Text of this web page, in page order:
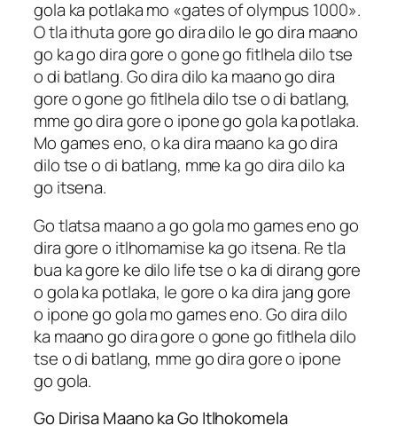
gola ka potlaka mo «gates of olympus 1000».
O tla ithuta gore go dira dilo le go dira maano
go ka go dira gore o gone go fitlhela dilo tse
o di batlang. Go dira dilo ka maano go dira
gore o gone go fitlhela dilo tse o di batlang,
mme go dira gore o ipone go gola ka potlaka.
Mo games eno, o ka dira maano ka go dira
dilo tse o di batlang, mme ka go dira dilo ka
go itsena.
Go tlatsa maano a go gola mo games eno go
dira gore o itlhomamise ka go itsena. Re tla
bua ka gore ke dilo life tse o ka di dirang gore
o gola ka potlaka, le gore o ka dira jang gore
o ipone go gola mo games eno. Go dira dilo
ka maano go dira gore o gone go fitlhela dilo
tse o di batlang, mme go dira gore o ipone
go gola.
Go Dirisa Maano ka Go Itlhokomela